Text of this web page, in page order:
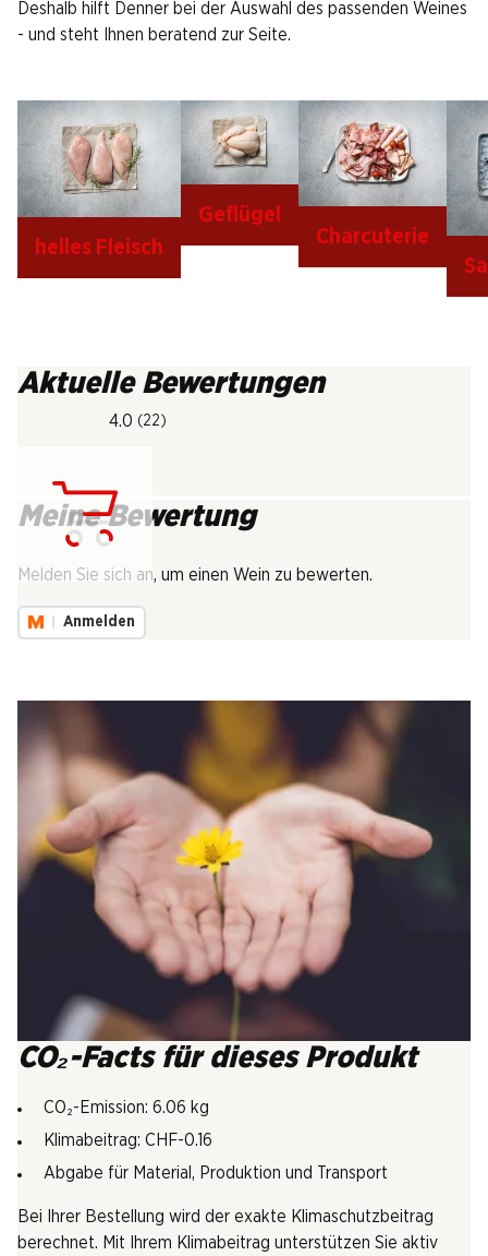
Deshalb hilft Denner bei der Auswahl des passenden Weines
- und steht Ihnen beratend zur Seite.
helles Fleisch
Geflügel
Charcuterie
Aktuelle Bewertungen
4.0 (22)
Meine Bewertung
Melden Sie sich an, um einen Wein zu bewerten.
Anmelden
CO₂-Facts für dieses Produkt
CO₂-Emission: 6.06 kg
Klimabeitrag: CHF-0.16
Abgabe für Material, Produktion und Transport
Bei Ihrer Bestellung wird der exakte Klimaschutzbeitrag
berechnet. Mit Ihrem Klimabeitrag unterstützen Sie aktiv